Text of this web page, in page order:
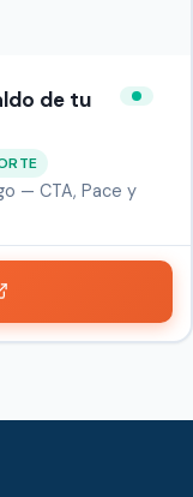
de tu
— CTA, Pace y